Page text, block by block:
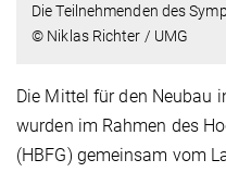
Die Teilnehmenden des
© Niklas Richter / UMG
Die Mittel für den Neubau
wurden im Rahmen des
(HBFG) gemeinsam vom